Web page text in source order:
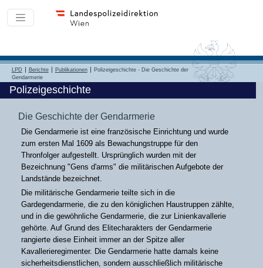
LPD Berichte Publikationen
Polizeigeschichte - Die Geschichte der
Gendarmerie
Polizeigeschichte
Die Geschichte der Gendarmerie
Die Gendarmerie ist eine französische Einrichtung und wurde
zum ersten Mal 1609 als Bewachungstruppe für den
Thronfolger aufgestellt. Ursprünglich wurden mit der
Bezeichnung "Gens d'arms" die militärischen Aufgebote der
Landstände bezeichnet.
Die militärische Gendarmerie teilte sich in die
Gardegendarmerie, die zu den königlichen Haustruppen zählte,
und in die gewöhnliche Gendarmerie, die zur Linienkavallerie
gehörte. Auf Grund des Elitecharakters der Gendarmerie
rangierte diese Einheit immer an der Spitze aller
Kavallerieregimenter. Die Gendarmerie hatte damals keine
sicherheitsdienstlichen, sondern ausschließlich militärische